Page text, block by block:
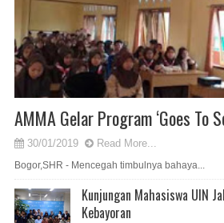
AMMA Gelar Program ‘Goes To
30/01/2019 Read More...
Bogor,SHR - Mencegah timbulnya bahaya...
Kunjungan Mahasiswa UIN
Kebayoran